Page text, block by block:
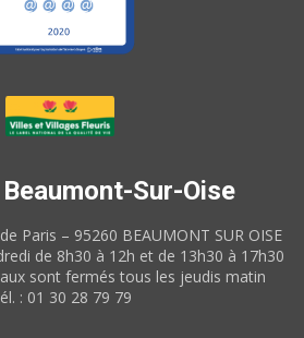
Sur-Oise
Paris – 95260 BEAUMONT SUR OISE
de 8h30 à 12h et de 13h30 à 17h30
sont fermés tous les jeudis matin
: 01 30 28 79 79